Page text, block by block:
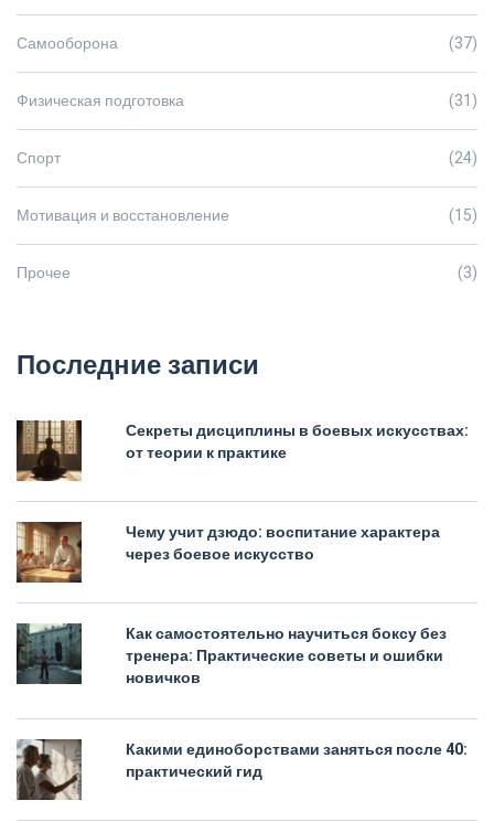
Самооборона (37)
Физическая подготовка (31)
Спорт (24)
Мотивация и восстановление (15)
Прочее (3)
Последние записи
Секреты дисциплины в боевых искусствах:
от теории к практике
Чему учит дзюдо: воспитание характера
через боевое искусство
Как самостоятельно научиться боксу без
тренера: Практические советы и ошибки
новичков
Какими единоборствами заняться после 40:
практический гид